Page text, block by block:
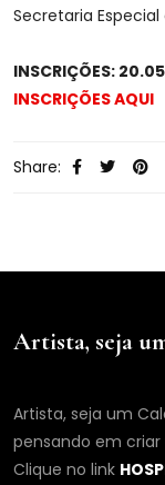
Secretaria
INSCRIÇÕES:
INSCRIÇÕES AQUI
Share:
Artista, seja
Artista, seja um
pensando em
Clique no link